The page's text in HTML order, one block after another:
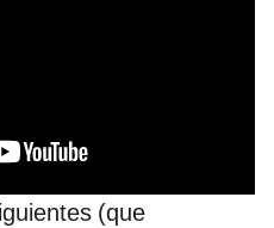
(que